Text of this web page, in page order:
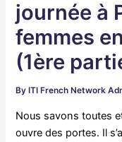
journée à
femmes
(1ère
By ITI French Network
Nous savons toutes
ouvre des portes. Il